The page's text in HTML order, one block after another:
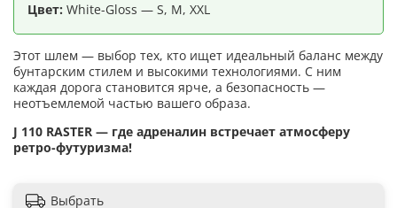
Цвет: White-Gloss — S, M, XXL
Этот шлем — выбор тех, кто ищет идеальный баланс между
бунтарским стилем и высокими технологиями. С ним
каждая дорога становится ярче, а безопасность —
неотъемлемой частью вашего образа.
J 110 RASTER — где адреналин встречает атмосферу
ретро-футуризма!
Выбрать